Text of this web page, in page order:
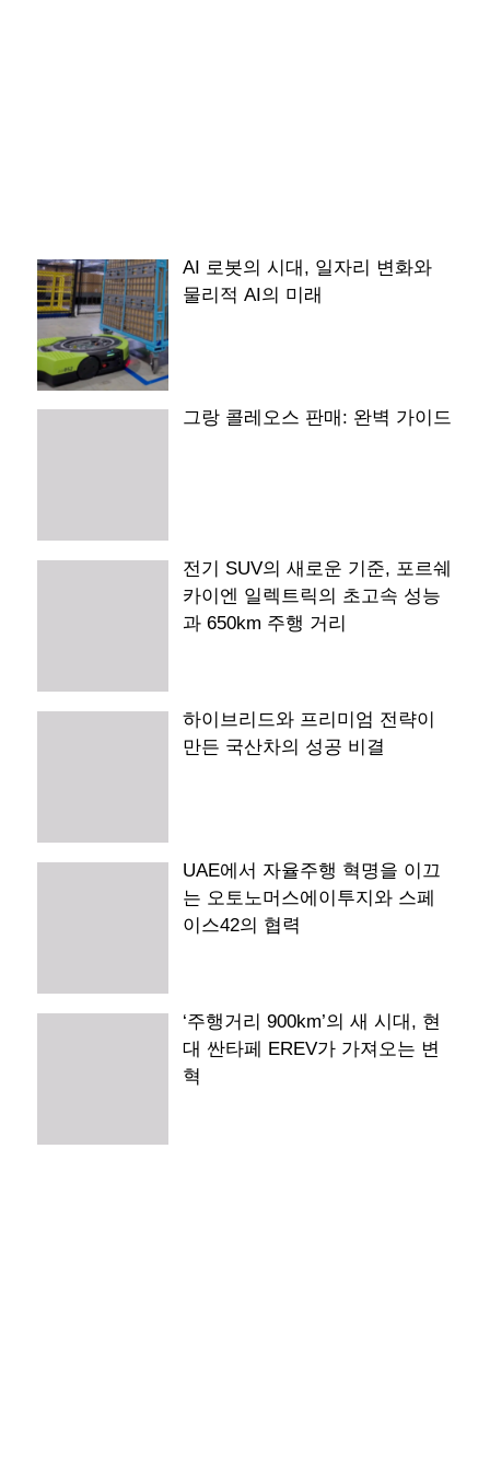
AI 로봇의 시대, 일자리 변화와
물리적 AI의 미래
그랑 콜레오스 판매: 완벽 가이드
전기 SUV의 새로운 기준, 포르쉐
카이엔 일렉트릭의 초고속 성능
과 650km 주행 거리
하이브리드와 프리미엄 전략이
만든 국산차의 성공 비결
UAE에서 자율주행 혁명을 이끄
는 오토노머스에이투지와 스페
이스42의 협력
‘주행거리 900km’의 새 시대, 현
대 싼타페 EREV가 가져오는 변
혁